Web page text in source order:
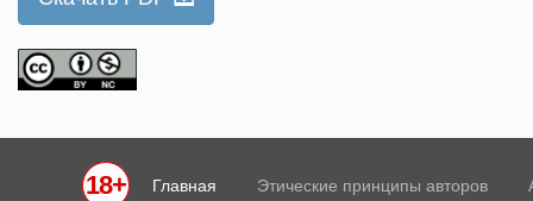
18+ Главная Этические принципы авторов